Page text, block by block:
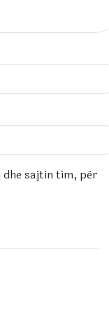
dhe sajtin tim, për